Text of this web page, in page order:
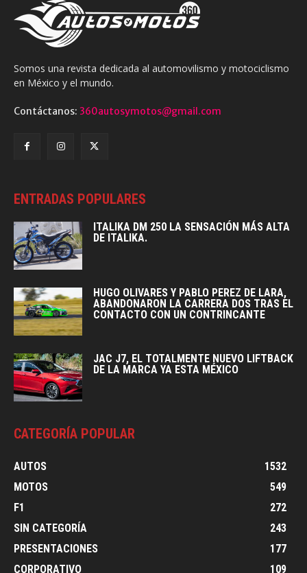
Somos una revista dedicada al automovilismo y motociclismo
en México y el mundo.
Contáctanos: 360autosymotos@gmail.com
ENTRADAS POPULARES
ITALIKA DM 250 LA SENSACIÓN MÁS ALTA
DE ITALIKA.
HUGO OLIVARES Y PABLO PEREZ DE LARA,
ABANDONARON LA CARRERA DOS TRAS EL
CONTACTO CON UN CONTRINCANTE
JAC J7, EL TOTALMENTE NUEVO LIFTBACK
DE LA MARCA YA ESTA MÉXICO
CATEGORÍA POPULAR
AUTOS
1532
MOTOS
549
F1
272
SIN CATEGORÍA
243
PRESENTACIONES
177
CORPORATIVO
109